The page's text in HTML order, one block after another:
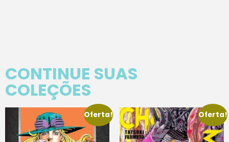
CONTINUE SUAS
COLEÇÕES
Oferta! Oferta!